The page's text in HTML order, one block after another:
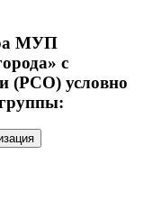
МУП
с
(РСО) условно